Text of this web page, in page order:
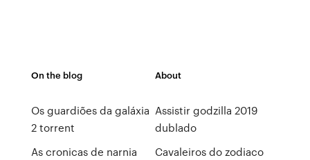
On the blog
Os guardiões da galáxia
2 torrent
As cronicas de narnia
About
Assistir godzilla 2019
dublado
Cavaleiros do zodiaco